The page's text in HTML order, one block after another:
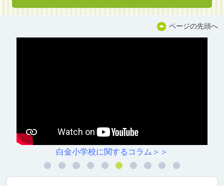
ページの先頭へ
白金小学校に関するコラム＞＞